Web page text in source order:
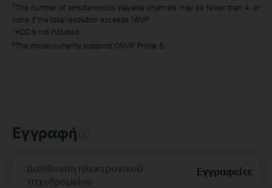
†The number of simultaneously playable channels may be fewer than 4, or
none, if the total resolution exceeds 16MP.
*HDD is not included.
‡This model currently supports ONVIF Profile S.
Εγγραφή
Διεύθυνση ηλεκτρονικού
ταχυδρομείου
Εγγραφείτε